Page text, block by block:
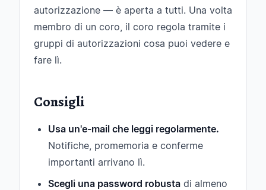
autorizzazione — è aperta a tutti. Una volta
membro di un coro, il coro regola tramite i
gruppi di autorizzazioni cosa puoi vedere e
fare lì.
Consigli
Usa un'e-mail che leggi regolarmente.
Notifiche, promemoria e conferme
importanti arrivano lì.
Scegli una password robusta di almeno